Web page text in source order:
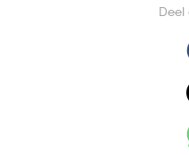
Deel